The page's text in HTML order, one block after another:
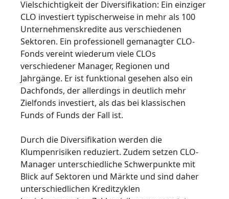
Vielschichtigkeit der Diversifikation: Ein einziger
CLO investiert typischerweise in mehr als 100
Unternehmenskredite aus verschiedenen
Sektoren. Ein professionell gemanagter CLO-
Fonds vereint wiederum viele CLOs
verschiedener Manager, Regionen und
Jahrgänge. Er ist funktional gesehen also ein
Dachfonds, der allerdings in deutlich mehr
Zielfonds investiert, als das bei klassischen
Funds of Funds der Fall ist.
Durch die Diversifikation werden die
Klumpenrisiken reduziert. Zudem setzen CLO-
Manager unterschiedliche Schwerpunkte mit
Blick auf Sektoren und Märkte und sind daher
unterschiedlichen Kreditzyklen